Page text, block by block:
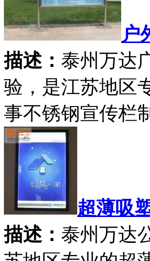
户
描述： 泰州万达
验，是江苏地区
事不锈钢宣传栏
超薄吸
描述： 泰州万达